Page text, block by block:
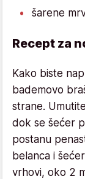
šarene
Recept za
Kako biste
bademovo
strane.
dok se šećer
postanu
belanca i
vrhovi, oko 2